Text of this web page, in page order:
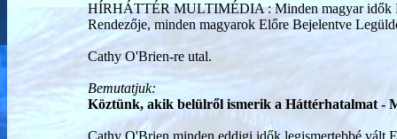
HÍRHÁTTÉR MULTIMÉDIA : Minden magyar idők
Rendezője, minden magyarok Előre Bejelentve
Cathy O'Brien-re utal.
Bemutatjuk:
Köztünk, akik belülről ismerik a Háttérhatalmat -
Cathy O'Brien minden eddigi idők legismertebbé vált